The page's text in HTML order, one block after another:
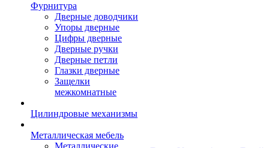
Фурнитура
Дверные доводчики
Упоры дверные
Цифры дверные
Дверные ручки
Дверные петли
Глазки дверные
Защелки
межкомнатные
Цилиндровые механизмы
Металлическая мебель
Металлические